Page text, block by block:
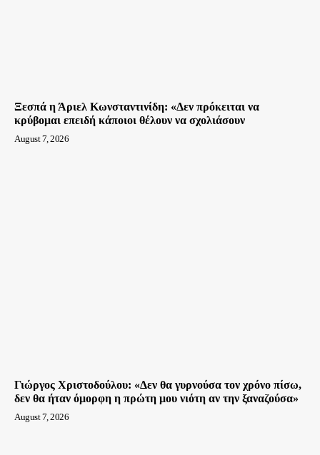
Ξεσπά η Άριελ Κωνσταντινίδη: «Δεν πρόκειται να
κρύβομαι επειδή κάποιοι θέλουν να σχολιάσουν
August 7, 2026
Γιώργος Χριστοδούλου: «Δεν θα γυρνούσα τον χρόνο πίσω,
δεν θα ήταν όμορφη η πρώτη μου νιότη αν την ξαναζούσα»
August 7, 2026